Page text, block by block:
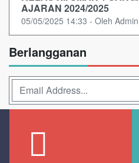
AJARAN 2024/2025
05/05/2025 14:33 - Oleh
Berlangganan